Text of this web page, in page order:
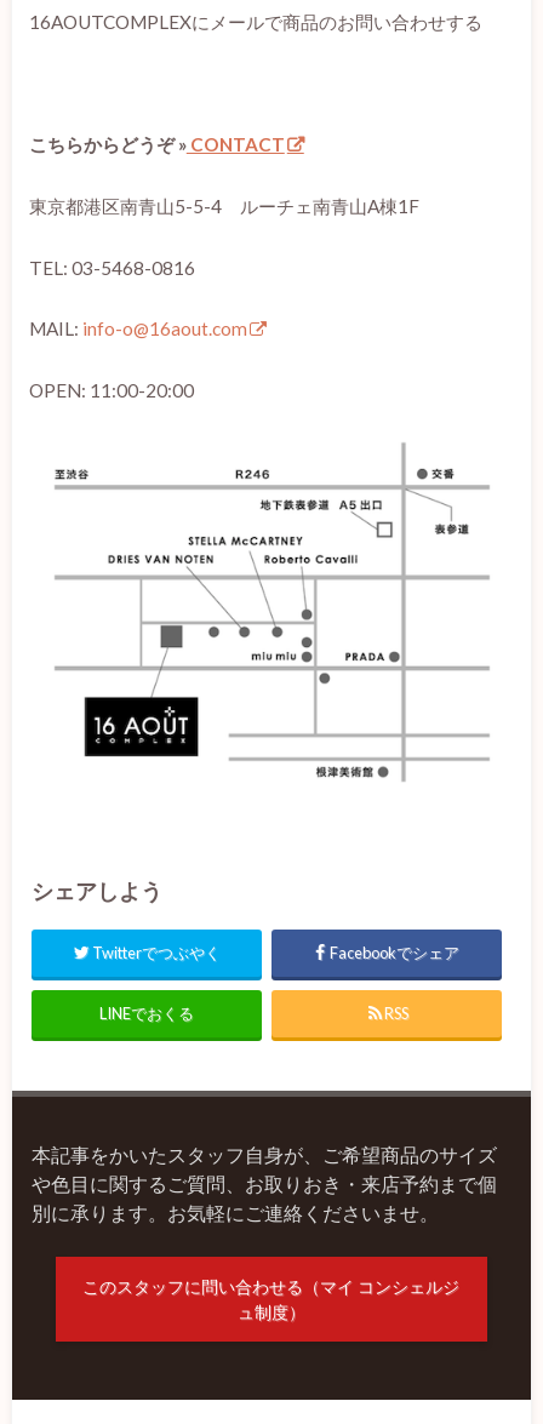
16AOUTCOMPLEXにメールで商品のお問い合わせする
こちらからどうぞ »CONTACT
東京都港区南青山5-5-4 ルーチェ南青山A棟1F
TEL: 03-5468-0816
MAIL: info-o@16aout.com
OPEN: 11:00-20:00
シェアしよう
Twitterでつぶやく Facebookでシェア
LINEでおくる RSS
本記事をかいたスタッフ自身が、ご希望商品のサイズ
や色目に関するご質問、お取りおき・来店予約まで個
別に承ります。お気軽にご連絡くださいませ。
このスタッフに問い合わせる（マイ コンシェルジ
ュ制度）